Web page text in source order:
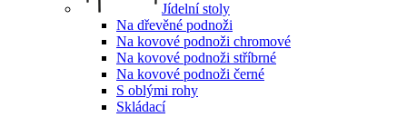
Jídelní stoly
Na dřevěné podnoži
Na kovové podnoži chromové
Na kovové podnoži stříbrné
Na kovové podnoži černé
S oblými rohy
Skládací